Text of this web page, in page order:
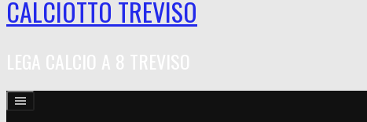
CALCIOTTO TREVISO